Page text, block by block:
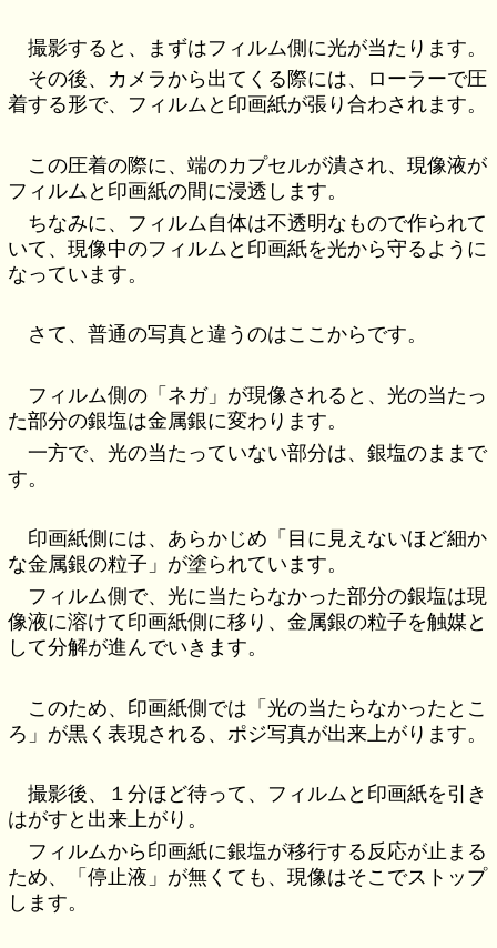
撮影すると、まずはフィルム側に光が当たります。
その後、カメラから出てくる際には、ローラーで圧
着する形で、フィルムと印画紙が張り合わされます。
この圧着の際に、端のカプセルが潰され、現像液が
フィルムと印画紙の間に浸透します。
ちなみに、フィルム自体は不透明なもので作られて
いて、現像中のフィルムと印画紙を光から守るように
なっています。
さて、普通の写真と違うのはここからです。
フィルム側の「ネガ」が現像されると、光の当たっ
た部分の銀塩は金属銀に変わります。
一方で、光の当たっていない部分は、銀塩のままで
す。
印画紙側には、あらかじめ「目に見えないほど細か
な金属銀の粒子」が塗られています。
フィルム側で、光に当たらなかった部分の銀塩は現
像液に溶けて印画紙側に移り、金属銀の粒子を触媒と
して分解が進んでいきます。
このため、印画紙側では「光の当たらなかったとこ
ろ」が黒く表現される、ポジ写真が出来上がります。
撮影後、１分ほど待って、フィルムと印画紙を引き
はがすと出来上がり。
フィルムから印画紙に銀塩が移行する反応が止まる
ため、「停止液」が無くても、現像はそこでストップ
します。